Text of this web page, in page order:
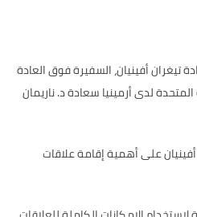
تيغران أفينيان، السفيرة فوق العادة
لدى أرمينيا سعادة د. ناريمان
على أهمية إقامة علاقات